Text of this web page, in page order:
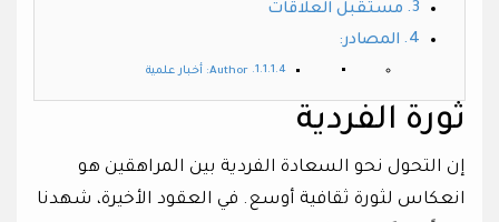
مستقبل العلاقات
المصادر:
Author: أخبار علمية
ثورة الفردية
إن التحول نحو السعادة الفردية بين المراهقين هو
انعكاس لثورة ثقافية أوسع. في العقود الأخيرة، شهدنا